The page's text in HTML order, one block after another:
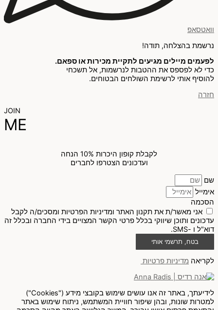
וואטסאפ
נרשמת בהצלחה, תודה!
לפעמים מיילים מגיעים לתקיית מכירות או ספאם.
כדי לא לפספס את ההטבות לנרשמות, אל תשכחי
להוסיף אותי לרשימת השולחים הבטוחים.
חזרה
JOIN
ME
לקבלת קופון היכרות 10% הנחה
ועדכונים הצטרפו לחברים
שם
אימייל
הסכמה
אני מאשר/ת את תקנון האתר ומדיניות הפרטיות ומסכים/ה לקבל
עדכונים ותוכן שיווקי בכלל פרטי הקשר המצויים בידי החברה ובכלל זה
דוא"ל ו -SMS.
בטח, תרשמי אותי
לקריאה מדיניות פרטיות
לידיעתך, באתר זה אנו עושים שימוש בקובצי מידע ("Cookies")
למטרות שונות, ובהן שיפור חוויית המשתמש, ניתוח שימוש באתר